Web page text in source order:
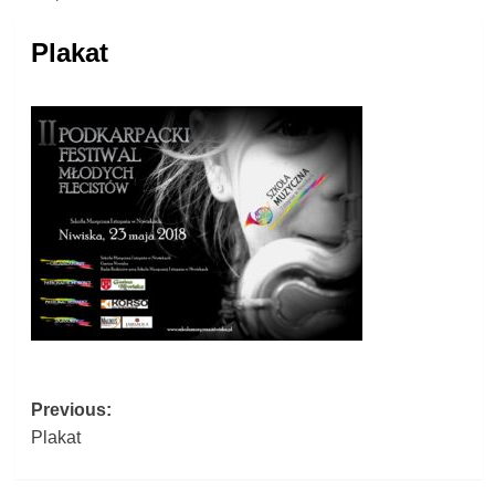
Plakat
Post
navigation
Previous:
Plakat